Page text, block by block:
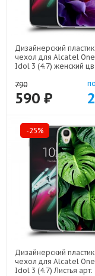
Дизайнерский
чехол для Alcatel
Idol 3 (4.7) женский
790
590 ₽
-25%
Дизайнерский
чехол для Alcatel
Idol 3 (4.7) Листья арт: